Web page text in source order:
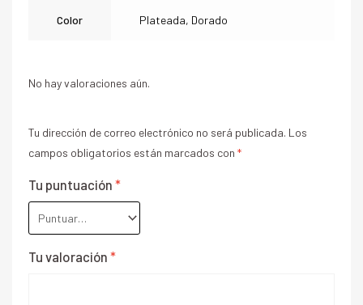
Color Plateada, Dorado
No hay valoraciones aún.
Tu dirección de correo electrónico no será publicada. Los
campos obligatorios están marcados con *
Tu puntuación *
Tu valoración *